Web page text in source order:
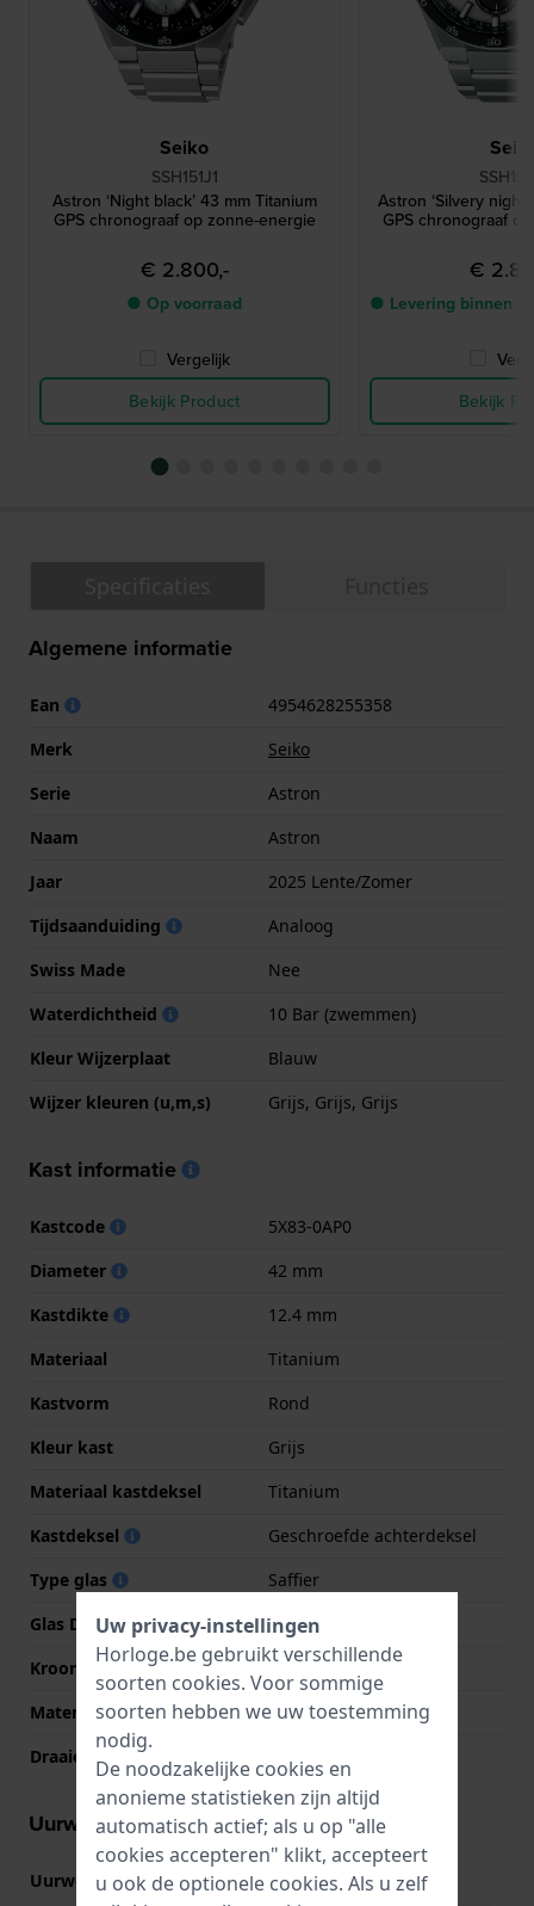
Seiko
SSH151J1
Astron ‘Night black’ 43 mm Titanium
GPS chronograaf op zonne-energie
€ 2.800,-
● Op voorraad
Vergelijk
Bekijk Product
Astron ‘Silvery
GPS chronograaf
€
● Levering binnen 3
Bekijk
Algemene informatie
Ean
4954628255358
Merk
Seiko
Serie
Astron
Naam
Astron
Jaar
2025 Lente/Zomer
Tijdsaanduiding
Analoog
Swiss Made
Nee
Waterdichtheid
10 Bar (zwemmen)
Kleur Wijzerplaat
Blauw
Wijzer kleuren (u,m,s)
Grijs, Grijs, Grijs
Kast informatie
Kastcode
5X83-0AP0
Diameter
42 mm
Kastdikte
12.4 mm
Materiaal
Titanium
Kastvorm
Rond
Kleur kast
Grijs
Materiaal kastdeksel
Titanium
Kastdeksel
Geschroefde achterdeksel
Type glas
Saffier
Glas Diameter
35.00
Kroon
Trek kroon
Materiaal bezel
Keramiek
Draaiende ring
Geen - Vast
Uurwerk informatie
Uurwerk nr. 5X83(Bekijk specificaties
Uw privacy-instellingen
Horloge.be gebruikt verschillende
soorten cookies. Voor sommige
soorten hebben we uw toestemming
nodig.
De noodzakelijke cookies en
anonieme statistieken zijn altijd
automatisch actief; als u op "alle
cookies accepteren" klikt, accepteert
u ook de optionele cookies. Als u zelf